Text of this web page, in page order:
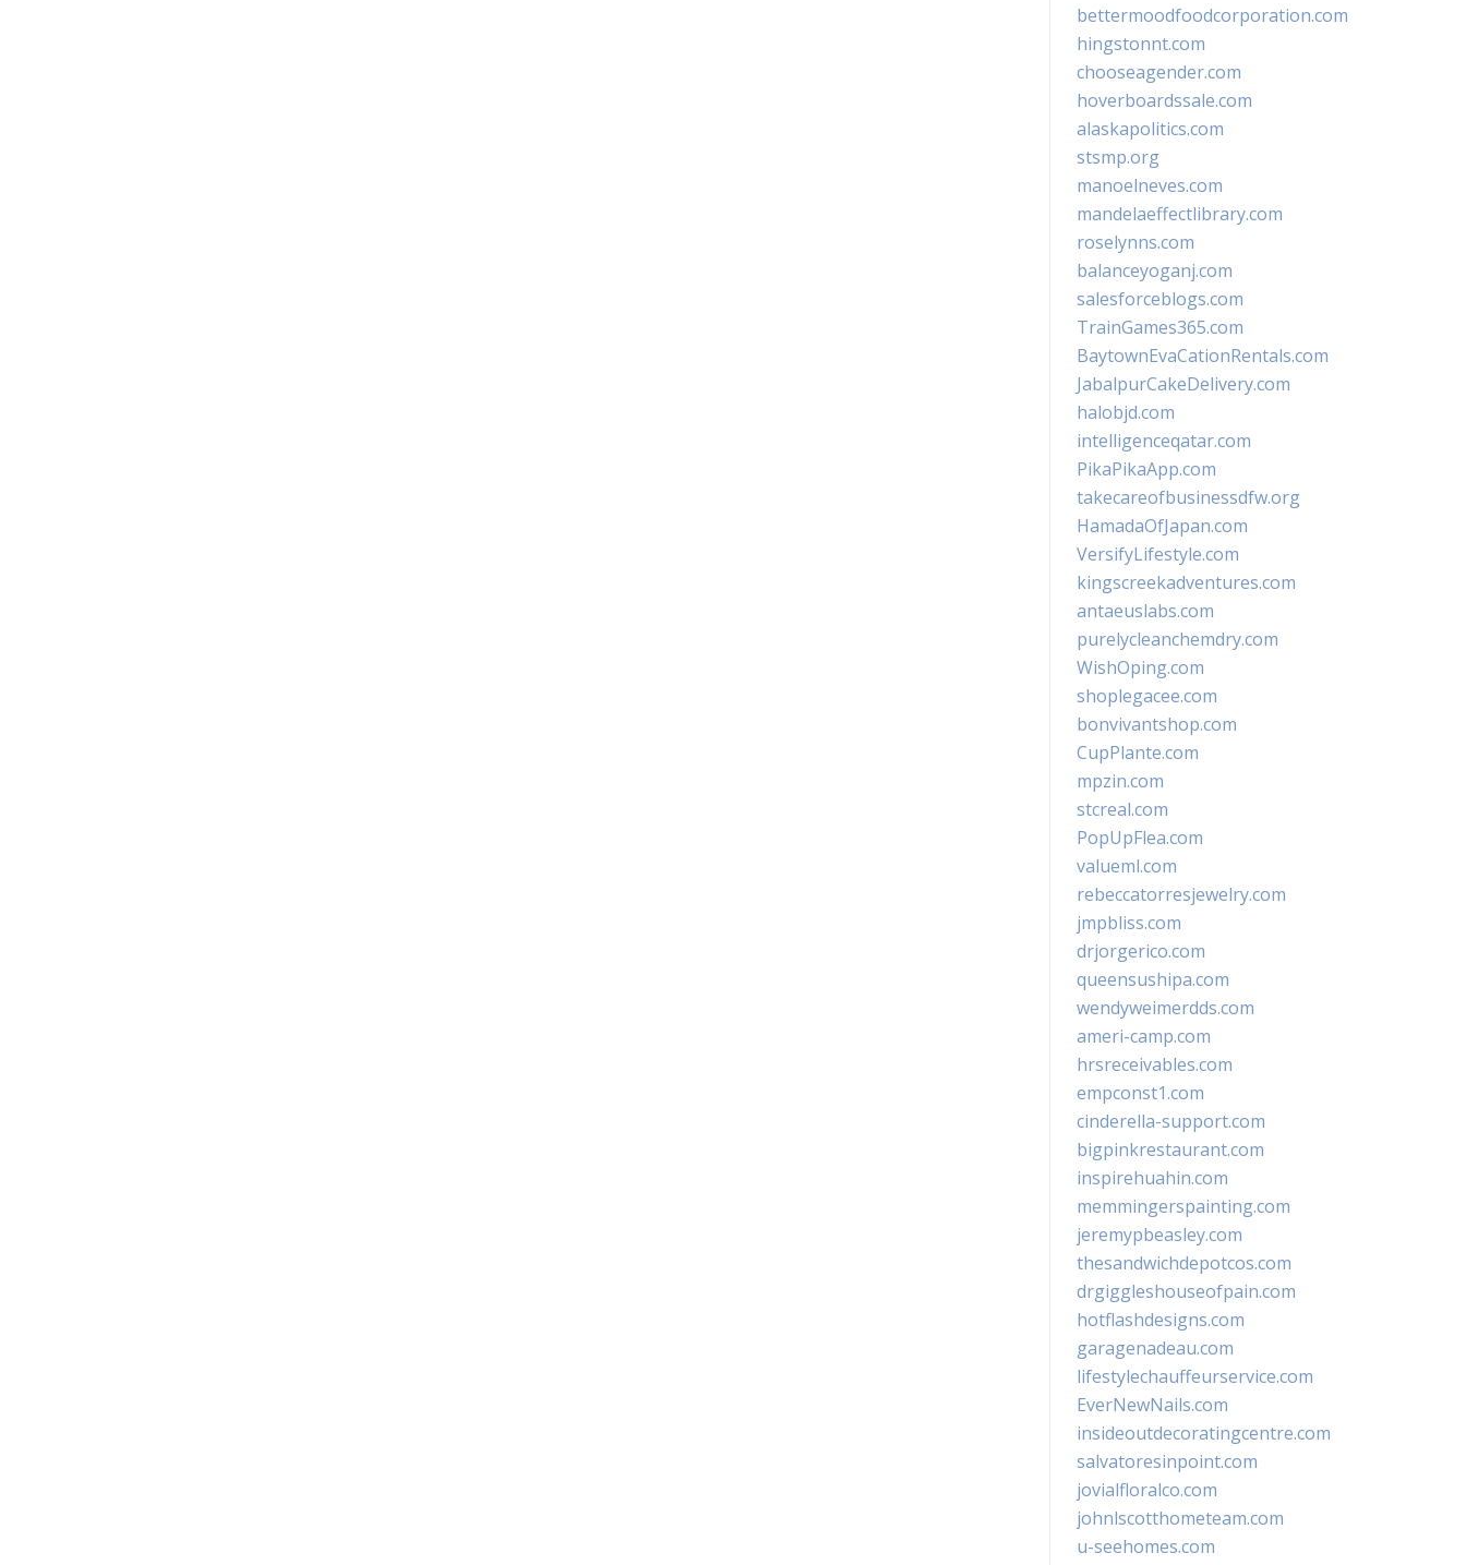
bettermoodfoodcorporation.com
hingstonnt.com
chooseagender.com
hoverboardssale.com
alaskapolitics.com
stsmp.org
manoelneves.com
mandelaeffectlibrary.com
roselynns.com
balanceyoganj.com
salesforceblogs.com
TrainGames365.com
BaytownEvaCationRentals.com
JabalpurCakeDelivery.com
halobjd.com
intelligenceqatar.com
PikaPikaApp.com
takecareofbusinessdfw.org
HamadaOfJapan.com
VersifyLifestyle.com
kingscreekadventures.com
antaeuslabs.com
purelycleanchemdry.com
WishOping.com
shoplegacee.com
bonvivantshop.com
CupPlante.com
mpzin.com
stcreal.com
PopUpFlea.com
valueml.com
rebeccatorresjewelry.com
jmpbliss.com
drjorgerico.com
queensushipa.com
wendyweimerdds.com
ameri-camp.com
hrsreceivables.com
empconst1.com
cinderella-support.com
bigpinkrestaurant.com
inspirehuahin.com
memmingerspainting.com
jeremypbeasley.com
thesandwichdepotcos.com
drgiggleshouseofpain.com
hotflashdesigns.com
garagenadeau.com
lifestylechauffeurservice.com
EverNewNails.com
insideoutdecoratingcentre.com
salvatoresinpoint.com
jovialfloralco.com
johnlscotthometeam.com
u-seehomes.com